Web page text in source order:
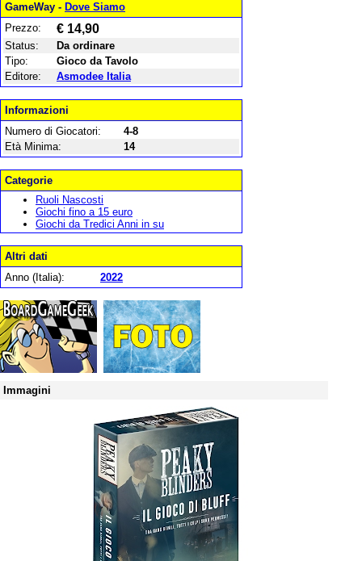
GameWay - Dove Siamo
Prezzo:
€ 14,90
Status:
Da ordinare
Tipo:
Gioco da Tavolo
Editore:
Asmodee Italia
Informazioni
Numero di Giocatori:
4-8
Età Minima:
14
Categorie
Ruoli Nascosti
Giochi fino a 15 euro
Giochi da Tredici Anni in su
Altri dati
Anno (Italia):
2022
Immagini